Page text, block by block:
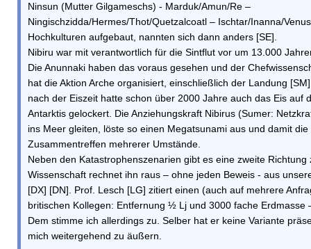
Ninsun (Mutter Gilgameschs) - Marduk/Amun/Re –
Ningischzidda/Hermes/Thot/Quetzalcoatl – Ischtar/Inanna/
Hochkulturen aufgebaut, nannten sich dann anders [SE].
Nibiru war mit verantwortlich für die Sintflut vor um 13.000
Die Anunnaki haben das voraus gesehen und der
hat die Aktion Arche organisiert, einschließlich der Landung
nach der Eiszeit hatte schon über 2000 Jahre auch das Eis auf
Antarktis gelockert. Die Anziehungskraft Nibirus (Sumer:
ins Meer gleiten, löste so einen Megatsunami aus und damit die
Zusammentreffen mehrerer Umstände.
Neben den Katastrophenszenarien gibt es eine zweite Richtung
Wissenschaft rechnet ihn raus – ohne jeden Beweis - aus
[DX] [DN]. Prof. Lesch [LG] zitiert einen (auch auf mehrere
britischen Kollegen: Entfernung ½ Lj und 3000 fache Erdmasse
Dem stimme ich allerdings zu. Selber hat er keine Variante
mich weitergehend zu äußern.